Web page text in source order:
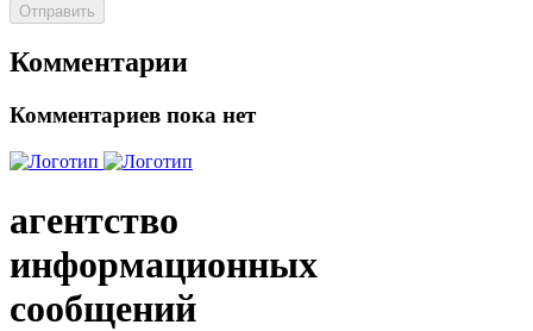
Отправить
Комментарии
Комментариев пока нет
агентство
информационных
сообщений